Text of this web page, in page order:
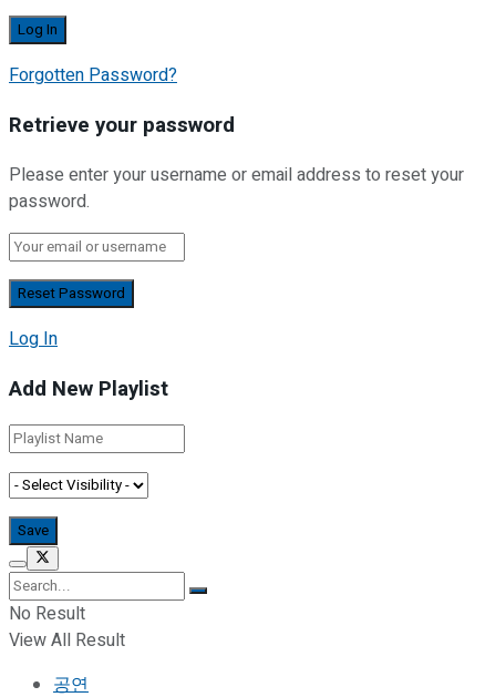
Forgotten Password?
Retrieve your password
Please enter your username or email address to reset your
password.
Log In
Add New Playlist
No Result
View All Result
공연